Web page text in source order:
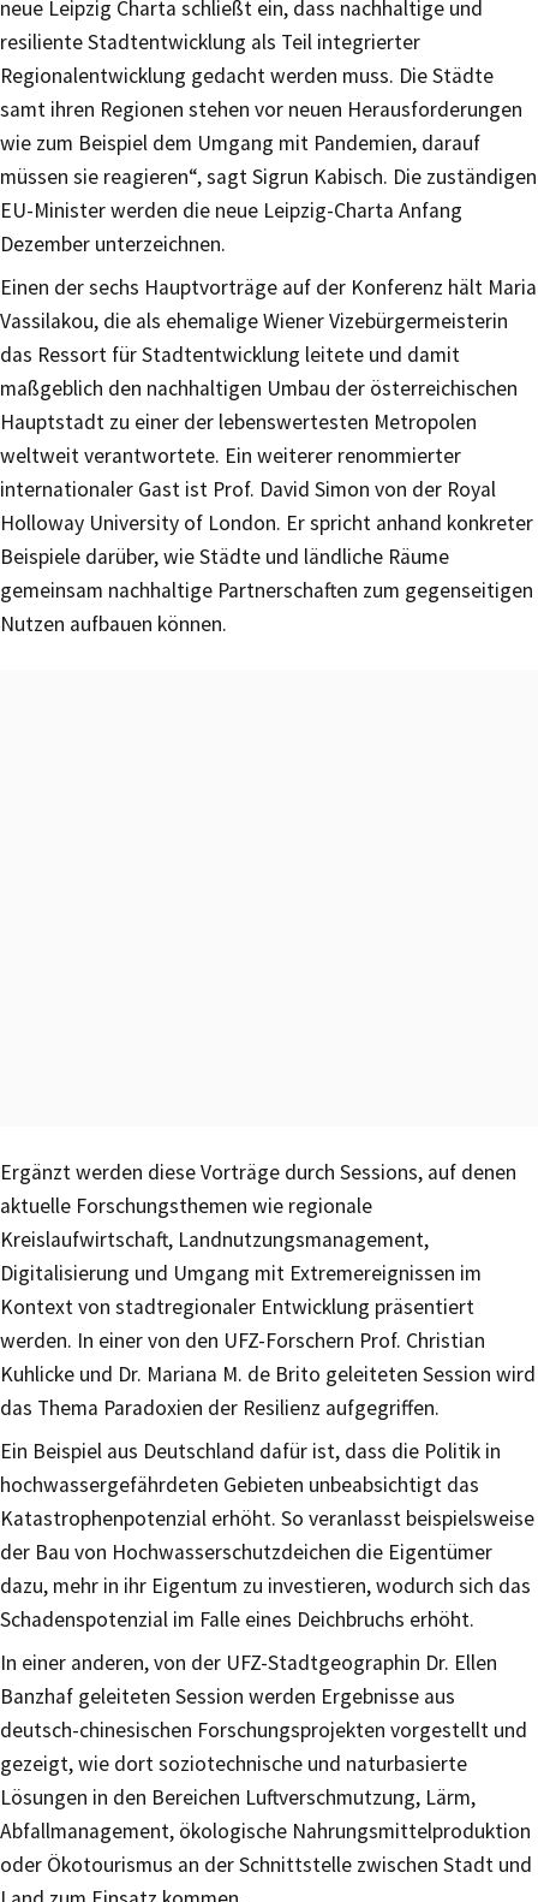
neue Leipzig Charta schließt ein, dass nachhaltige und
resiliente Stadtentwicklung als Teil integrierter
Regionalentwicklung gedacht werden muss. Die Städte
samt ihren Regionen stehen vor neuen Herausforderungen
wie zum Beispiel dem Umgang mit Pandemien, darauf
müssen sie reagieren“, sagt Sigrun Kabisch. Die zuständigen
EU-Minister werden die neue Leipzig-Charta Anfang
Dezember unterzeichnen.
Einen der sechs Hauptvorträge auf der Konferenz hält Maria
Vassilakou, die als ehemalige Wiener Vizebürgermeisterin
das Ressort für Stadtentwicklung leitete und damit
maßgeblich den nachhaltigen Umbau der österreichischen
Hauptstadt zu einer der lebenswertesten Metropolen
weltweit verantwortete. Ein weiterer renommierter
internationaler Gast ist Prof. David Simon von der Royal
Holloway University of London. Er spricht anhand konkreter
Beispiele darüber, wie Städte und ländliche Räume
gemeinsam nachhaltige Partnerschaften zum gegenseitigen
Nutzen aufbauen können.
Ergänzt werden diese Vorträge durch Sessions, auf denen
aktuelle Forschungsthemen wie regionale
Kreislaufwirtschaft, Landnutzungsmanagement,
Digitalisierung und Umgang mit Extremereignissen im
Kontext von stadtregionaler Entwicklung präsentiert
werden. In einer von den UFZ-Forschern Prof. Christian
Kuhlicke und Dr. Mariana M. de Brito geleiteten Session wird
das Thema Paradoxien der Resilienz aufgegriffen.
Ein Beispiel aus Deutschland dafür ist, dass die Politik in
hochwassergefährdeten Gebieten unbeabsichtigt das
Katastrophenpotenzial erhöht. So veranlasst beispielsweise
der Bau von Hochwasserschutzdeichen die Eigentümer
dazu, mehr in ihr Eigentum zu investieren, wodurch sich das
Schadenspotenzial im Falle eines Deichbruchs erhöht.
In einer anderen, von der UFZ-Stadtgeographin Dr. Ellen
Banzhaf geleiteten Session werden Ergebnisse aus
deutsch-chinesischen Forschungsprojekten vorgestellt und
gezeigt, wie dort soziotechnische und naturbasierte
Lösungen in den Bereichen Luftverschmutzung, Lärm,
Abfallmanagement, ökologische Nahrungsmittelproduktion
oder Ökotourismus an der Schnittstelle zwischen Stadt und